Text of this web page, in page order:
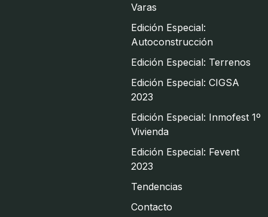
Varas
Edición Especial:
Autoconstrucción
Edición Especial: Terrenos
Edición Especial: CIGSA
2023
Edición Especial: Inmofest 1º
Vivienda
Edición Especial: Fevent
2023
Tendencias
Contacto